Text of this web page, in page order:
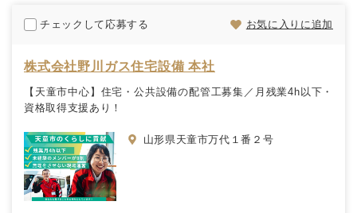
チェックして応募する お気に入りに追加
株式会社野川ガス住宅設備 本社
【天童市中心】住宅・公共設備の配管工募集／月残業4h以下・
資格取得支援あり！
山形県天童市万代１番２号